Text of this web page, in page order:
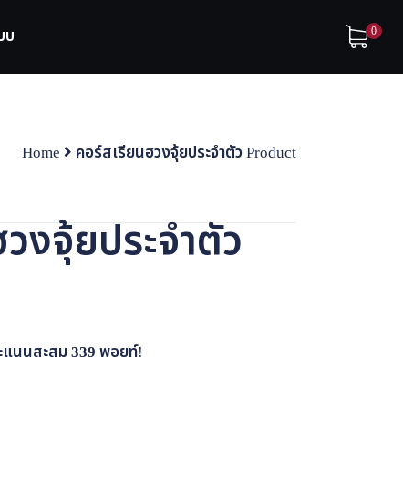
บ 0
Home คอร์สเรียนฮวงจุ้ยประจำตัว Product
งจุ้ยประจำตัว
แนนสะสม339พอยท์!